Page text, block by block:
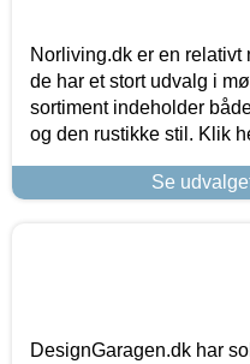
Norliving.dk er en relativt
de har et stort udvalg i
sortiment indeholder
og den rustikke stil. Klik
Se
DesignGaragen.dk har